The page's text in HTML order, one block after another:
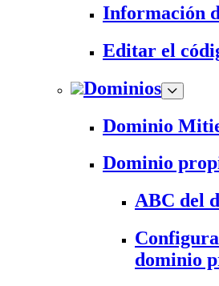
Información
Editar el
Dominios
Dominio
Dominio
ABC del
dominio